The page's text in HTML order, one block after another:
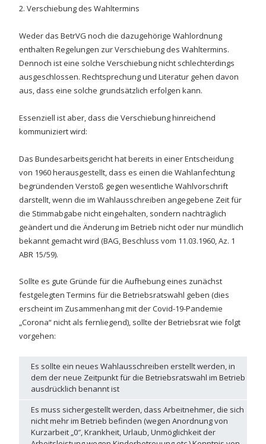
2. Verschiebung des Wahltermins
Weder das BetrVG noch die dazugehörige Wahlordnung
enthalten Regelungen zur Verschiebung des Wahltermins.
Dennoch ist eine solche Verschiebung nicht schlechterdings
ausgeschlossen. Rechtsprechung und Literatur gehen davon
aus, dass eine solche grundsätzlich erfolgen kann.
Essenziell ist aber, dass die Verschiebung hinreichend
kommuniziert wird:
Das Bundesarbeitsgericht hat bereits in einer Entscheidung
von 1960 herausgestellt, dass es einen die Wahlanfechtung
begründenden Verstoß gegen wesentliche Wahlvorschrift
darstellt, wenn die im Wahlausschreiben angegebene Zeit für
die Stimmabgabe nicht eingehalten, sondern nachträglich
geändert und die Änderung im Betrieb nicht oder nur mündlich
bekannt gemacht wird (BAG, Beschluss vom 11.03.1960, Az. 1
ABR 15/59).
Sollte es gute Gründe für die Aufhebung eines zunächst
festgelegten Termins für die Betriebsratswahl geben (dies
erscheint im Zusammenhang mit der Covid-19-Pandemie
„Corona“ nicht als fernliegend), sollte der Betriebsrat wie folgt
vorgehen:
Es sollte ein neues Wahlausschreiben erstellt werden, in
dem der neue Zeitpunkt für die Betriebsratswahl im Betrieb
ausdrücklich benannt ist
Es muss sichergestellt werden, dass Arbeitnehmer, die sich
nicht mehr im Betrieb befinden (wegen Anordnung von
Kurzarbeit „0″, Krankheit, Urlaub, Unmöglichkeit der